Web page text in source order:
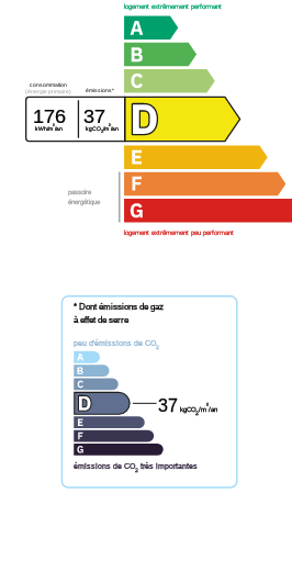
passoire
énergétique
logement extrêmement performant
logement extrêmement peu performant
consommation
(énergie primaire)
176
kWh/m²/an
émissions*
37
kgCO2/m
²
/an
* Dont émissions de gaz
à effet de serre
peu d'émissions de CO2
émissions de CO2très importantes
37 kgCO2/m²/an